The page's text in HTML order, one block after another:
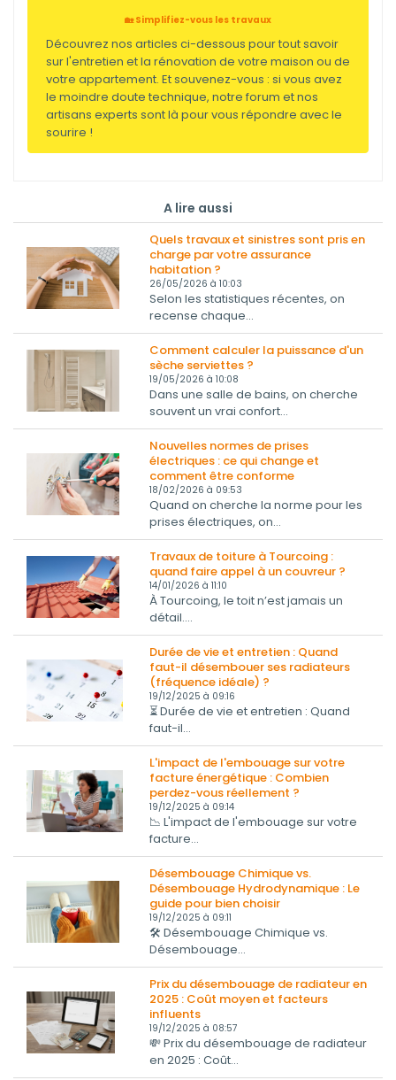
🏡 Simplifiez-vous les travaux
Découvrez nos articles ci-dessous pour tout savoir
sur l'entretien et la rénovation de votre maison ou de
votre appartement. Et souvenez-vous : si vous avez
le moindre doute technique, notre forum et nos
artisans experts sont là pour vous répondre avec le
sourire !
A lire aussi
Quels travaux et sinistres sont pris en
charge par votre assurance
habitation ?
26/05/2026 à 10:03
Selon les statistiques récentes, on
recense chaque...
Comment calculer la puissance d'un
sèche serviettes ?
19/05/2026 à 10:08
Dans une salle de bains, on cherche
souvent un vrai confort...
Nouvelles normes de prises
électriques : ce qui change et
comment être conforme
18/02/2026 à 09:53
Quand on cherche la norme pour les
prises électriques, on...
Travaux de toiture à Tourcoing :
quand faire appel à un couvreur ?
14/01/2026 à 11:10
À Tourcoing, le toit n’est jamais un
détail....
Durée de vie et entretien : Quand
faut-il désembouer ses radiateurs
(fréquence idéale) ?
19/12/2025 à 09:16
⏳ Durée de vie et entretien : Quand
faut-il...
L'impact de l'embouage sur votre
facture énergétique : Combien
perdez-vous réellement ?
19/12/2025 à 09:14
📉 L'impact de l'embouage sur votre
facture...
Désembouage Chimique vs.
Désembouage Hydrodynamique : Le
guide pour bien choisir
19/12/2025 à 09:11
🛠️ Désembouage Chimique vs.
Désembouage...
Prix du désembouage de radiateur en
2025 : Coût moyen et facteurs
influents
19/12/2025 à 08:57
💸 Prix du désembouage de radiateur
en 2025 : Coût...